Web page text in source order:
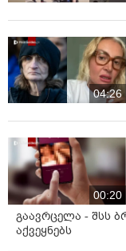
04:26
00:20
გაავრცელა - შსს
აქვეყნებს